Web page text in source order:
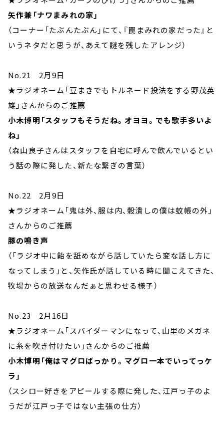
矢作兼「ナワまみれの家」
（コーナー「たぶんたぶん」にて、『罠まみれの家だった』と
いうネタだと思うが、あえて謎を残したアレンジ）
No.21 2月9日
★ラジオネーム「豆まきでもトルネード投法をする野茂英
雄」さんからのご推薦
小木博明「スタッフもそうだね。オヨヨ。でも歌手多いよ
ね」
（森山良子さんはスタッフを自宅に呼んで飲んでいるとい
う話の際に発した、新たな繋ぎの言葉）
No.22 2月9日
★ラジオネーム「鬼は外、服は内、穀潰しの僕は蚊帳の外」
さんからのご推薦
豚の鳴き声
（「ラジオ中に飴を舐めながら話していたら変な話し方に
なってしまう」と、矢作氏が話している時に聞こえてきた、
牧場からの放送なんだぁと思わせる様子）
No.23 2月16日
★ラジオネーム「スパイダーマンになって、山里のメガネ
に糸を吹き付けたい」さんからのご推薦
小木博明「俺はマグロばっかり。マグロ一本でいってっケ
ラ」
（スシロー好きをアピールする際に発した、江戸っ子のよ
うだが江戸っ子ではない主張の仕方）